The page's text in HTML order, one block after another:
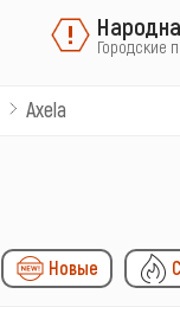
Городские
Axela
Новые